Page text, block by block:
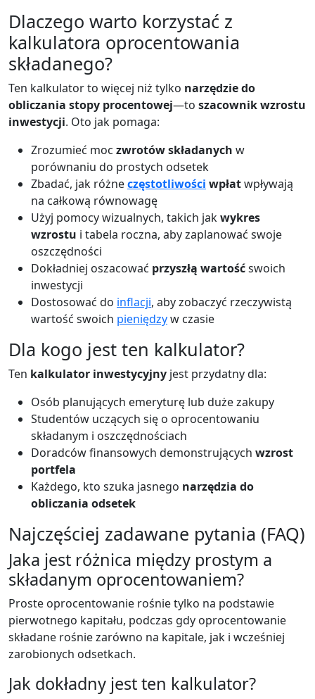
Dlaczego warto korzystać z
kalkulatora oprocentowania
składanego?
Ten kalkulator to więcej niż tylko narzędzie do
obliczania stopy procentowej—to szacownik wzrostu
inwestycji. Oto jak pomaga:
Zrozumieć moc zwrotów składanych w
porównaniu do prostych odsetek
Zbadać, jak różneczęstotliwości wpłatwpływają
na całkową równowagę
Użyj pomocy wizualnych, takich jakwykres
wzrostu i tabela roczna, aby zaplanować swoje
oszczędności
Dokładniej oszacować przyszłą wartośćswoich
inwestycji
Dostosować do inflacji, aby zobaczyć rzeczywistą
wartość swoich pieniędzyw czasie
Dla kogo jest ten kalkulator?
Ten kalkulator inwestycyjny jest przydatny dla:
Osób planujących emeryturę lub duże zakupy
Studentów uczących się o oprocentowaniu
składanym i oszczędnościach
Doradców finansowych demonstrujących wzrost
portfela
Każdego, kto szuka jasnego narzędzia do
obliczania odsetek
Najczęściej zadawane pytania (FAQ)
Jaka jest różnica między prostym a
składanym oprocentowaniem?
Proste oprocentowanie rośnie tylko na podstawie
pierwotnego kapitału, podczas gdy oprocentowanie
składane rośnie zarówno na kapitale, jak i wcześniej
zarobionych odsetkach.
Jak dokładny jest ten kalkulator?